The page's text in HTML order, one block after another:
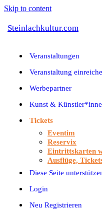
Skip to content
Steinlachkultur.com
Veranstaltungen
Veranstaltung
Werbepartner
Kunst &
Tickets
Eventim
Reservix
Eintrittskarten
Ausflüge,
Diese Seite
Login
Neu Registrieren